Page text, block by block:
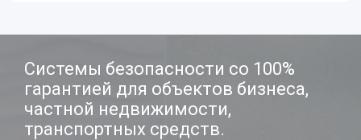
Системы безопасности со 100%
гарантией для объектов бизнеса,
частной недвижимости,
транспортных средств.